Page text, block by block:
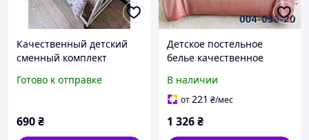
Качественный детский
сменный комплект
постельного белья в
цвет беж
Готово к отправке
690₴
Детское постельное
белье качественное
В наличии
от221 ₴/мес
1 326₴